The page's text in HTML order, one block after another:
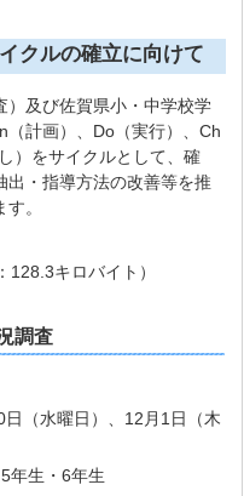
クルの確立に向けて
及び佐賀県小・中学校学
（計画）、Do（実行）、Ch
）をサイクルとして、確
出・指導方法の改善等を推
。
128.3キロバイト）
況調査
水曜日）、12月1日（木
生・6年生